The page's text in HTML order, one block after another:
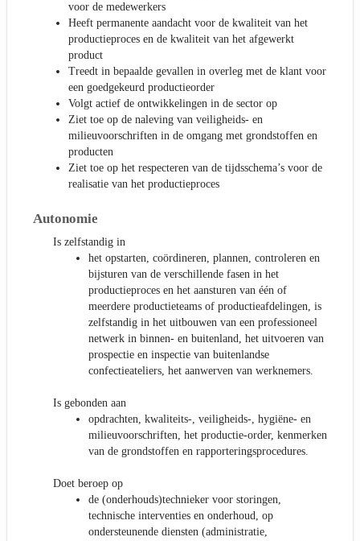
voor de medewerkers
Heeft permanente aandacht voor de kwaliteit van het
productieproces en de kwaliteit van het afgewerkt
product
Treedt in bepaalde gevallen in overleg met de klant voor
een goedgekeurd productieorder
Volgt actief de ontwikkelingen in de sector op
Ziet toe op de naleving van veiligheids- en
milieuvoorschriften in de omgang met grondstoffen en
producten
Ziet toe op het respecteren van de tijdsschema’s voor de
realisatie van het productieproces
Autonomie
Is zelfstandig in
het opstarten, coördineren, plannen, controleren en
bijsturen van de verschillende fasen in het
productieproces en het aansturen van één of
meerdere productieteams of productieafdelingen, is
zelfstandig in het uitbouwen van een professioneel
netwerk in binnen- en buitenland, het uitvoeren van
prospectie en inspectie van buitenlandse
confectieateliers, het aanwerven van werknemers.
Is gebonden aan
opdrachten, kwaliteits-, veiligheids-, hygiëne- en
milieuvoorschriften, het productie-order, kenmerken
van de grondstoffen en rapporteringsprocedures.
Doet beroep op
de (onderhouds)technieker voor storingen,
technische interventies en onderhoud, op
ondersteunende diensten (administratie,